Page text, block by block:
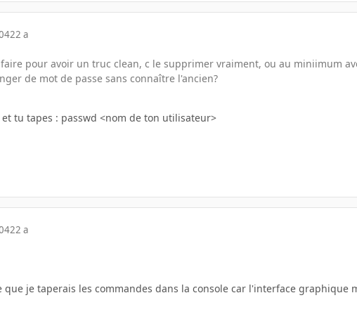
22 a
pour avoir un truc clean, c le supprimer vraiment, ou au miniimum
de mot de passe sans connaître l'ancien?
tu tapes : passwd <nom de ton utilisateur>
22 a
que je taperais les commandes dans la console car l'interface graphique